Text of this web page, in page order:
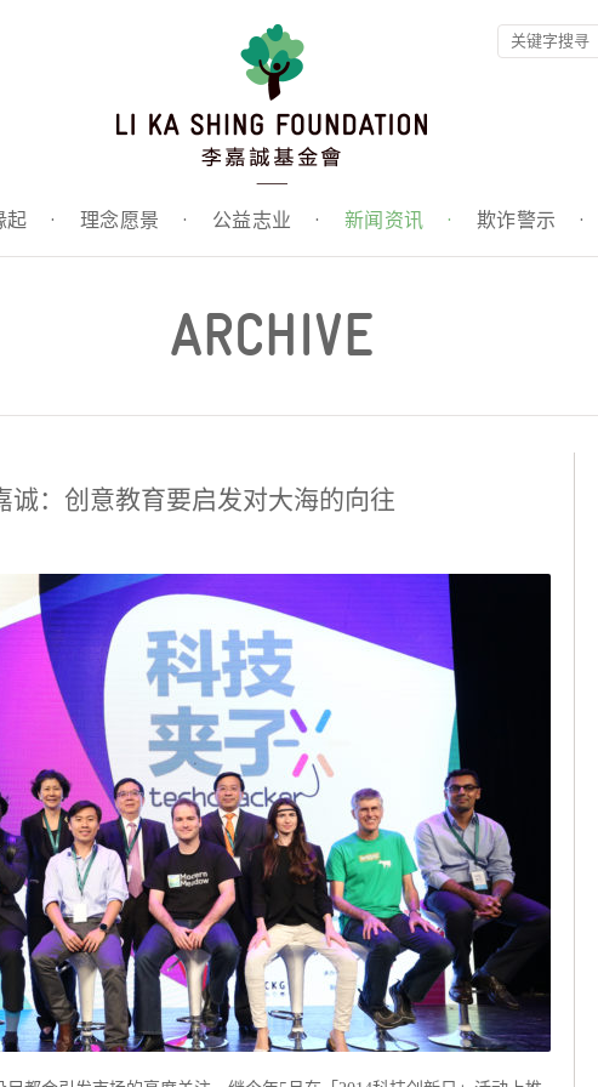
起 · 理念愿景 · 公益志业 · 新闻资讯 · 欺诈警示 ·
ARCHIVE
诚：创意教育要启发对大海的向往